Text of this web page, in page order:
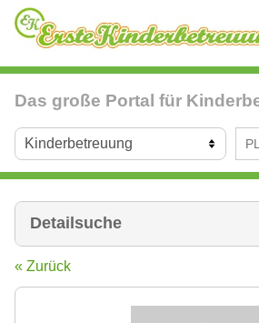
Das große Portal für
Detailsuche
« Zurück